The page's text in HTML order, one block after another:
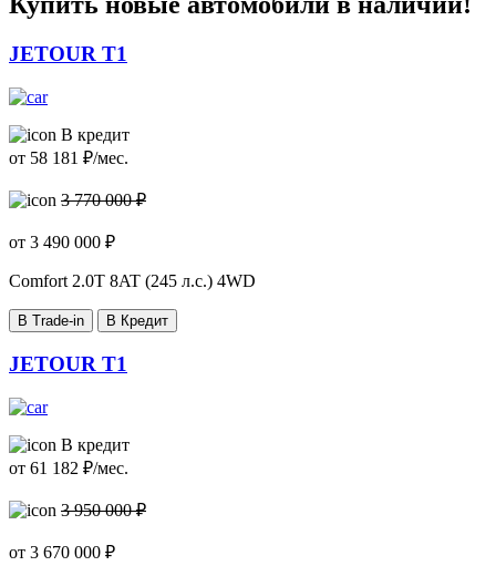
JETOUR T1
В кредит
от 58 181 ₽/мес.
3 770 000 ₽
от 3 490 000 ₽
Comfort 2.0T 8AT (245 л.с.) 4WD
В Trade-in В Кредит
JETOUR T1
В кредит
от 61 182 ₽/мес.
3 950 000 ₽
от 3 670 000 ₽